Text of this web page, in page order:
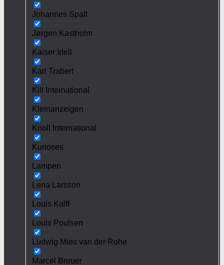
Johannes Spalt
Jørgen Kastholm
Kaiser Idell
Karl Trabert
Kill International
Kleinanzeigen
Knoll International
Kurioses
Lampen
Lena Larsson
Louis Kalff
Louis Poulsen
Ludwig Mies van der Rohe
Marcel Breuer